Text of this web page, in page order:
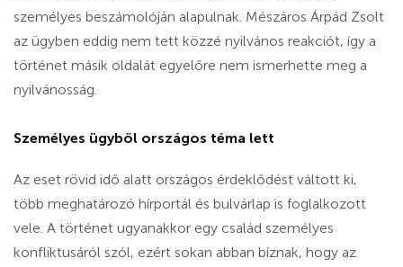
személyes beszámolóján alapulnak. Mészáros Árpád Zsolt
az ügyben eddig nem tett közzé nyilvános reakciót, így a
történet másik oldalát egyelőre nem ismerhette meg a
nyilvánosság.
Személyes ügyből országos téma lett
Az eset rövid idő alatt országos érdeklődést váltott ki,
több meghatározó hírportál és bulvárlap is foglalkozott
vele. A történet ugyanakkor egy család személyes
konfliktusáról szól, ezért sokan abban bíznak, hogy az